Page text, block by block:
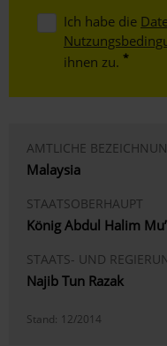
Ich habe die
ihnen zu.
AMTLICHE
Malaysia
STAATSOBERHAUPT
König Abdul Halim
STAATS- UND
Najib Tun Razak
Stand: 12/2014